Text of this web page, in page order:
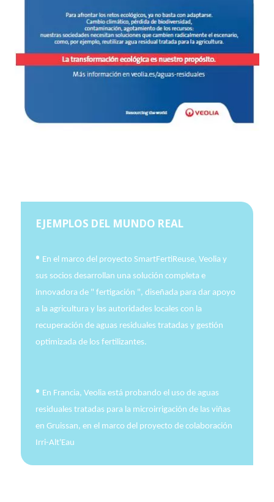
EJEMPLOS DEL MUNDO REAL
• En el marco del proyecto SmartFertiReuse, Veolia y
sus socios desarrollan una solución completa e
innovadora de " fertigación ", diseñada para dar apoyo
a la agricultura y las autoridades locales con la
recuperación de aguas residuales tratadas y gestión
optimizada de los fertilizantes.
• En Francia, Veolia está probando el uso de aguas
residuales tratadas para la microirrigación de las viñas
en Gruissan, en el marco del proyecto de colaboración
Irri-Alt'Eau